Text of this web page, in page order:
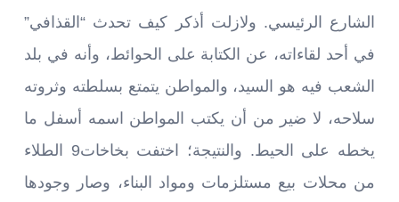
الشارع الرئيسي. ولازلت أذكر كيف تحدث “القذافي”
في أحد لقاءاته، عن الكتابة على الحوائط، وأنه في بلد
الشعب فيه هو السيد، والمواطن يتمتع بسلطته وثروته
سلاحه، لا ضير من أن يكتب المواطن اسمه أسفل ما
يخطه على الحيط. والنتيجة؛ اختفت بخاخات9 الطلاء
من محلات بيع مستلزمات ومواد البناء، وصار وجودها